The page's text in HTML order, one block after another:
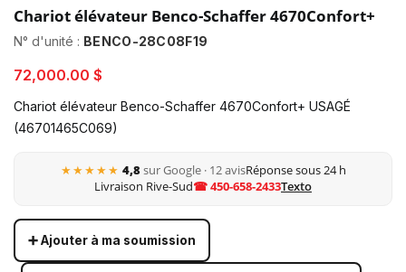
Chariot élévateur Benco-Schaffer 4670Confort+
N° d'unité : BENCO-28C08F19
72,000.00 $
Chariot élévateur Benco-Schaffer 4670Confort+ USAGÉ
(46701465C069)
★★★★★ 4,8 sur Google · 12 avisRéponse sous 24 h
Livraison Rive-Sud☎ 450-658-2433Texto
➕ Ajouter à ma soumission